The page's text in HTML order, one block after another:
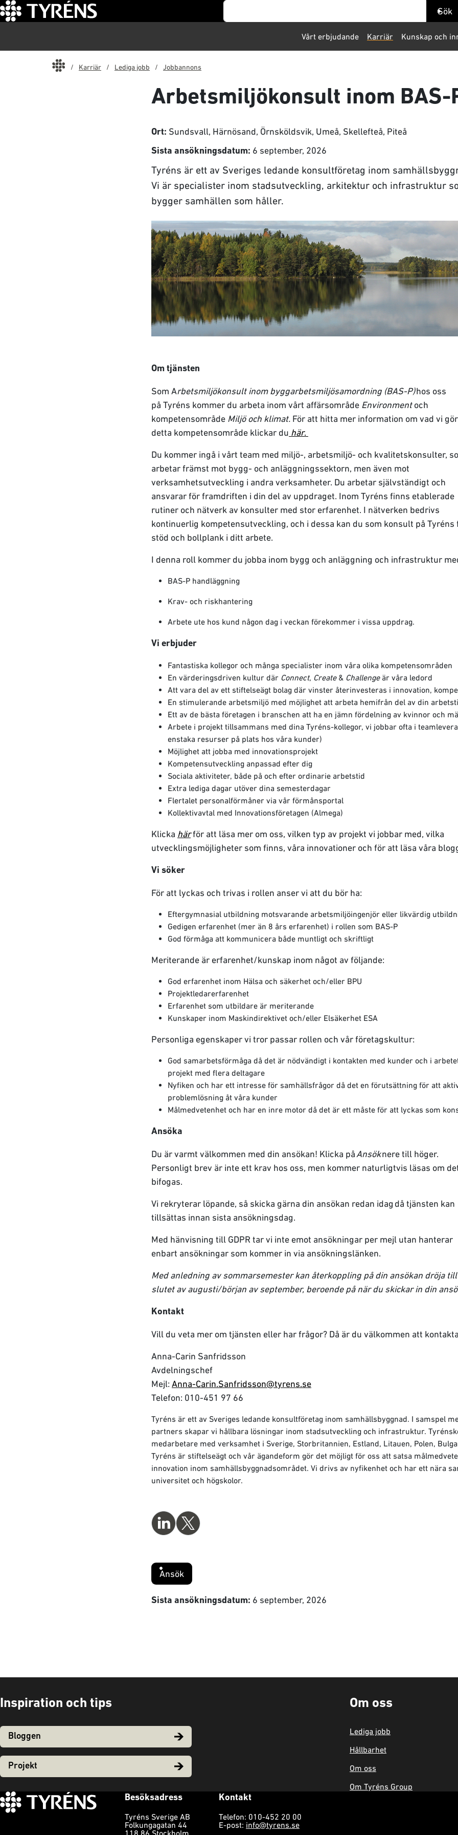
Sök Sök
Vårt erbjudande Karriär Kunskap och
Start
Karriär
Lediga jobb Jobbannons
Arbetsmiljökonsult inom BAS-
Ort: Sundsvall, Härnösand, Örnsköldsvik, Umeå, Skellefteå, Piteå
Sista ansökningsdatum: 6 september, 2026
Tyréns är ett av Sveriges ledande konsultföretag inom
Vi är specialister inom stadsutveckling, arkitektur och infrastruktur
bygger samhällen som håller.
Om tjänsten
Som Arbetsmiljökonsult inom byggarbetsmiljösamordning (BAS-P)hos oss
på Tyréns kommer du arbeta inom vårt affärsområde Environmentoch
kompetensområde Miljö och klimat. För att hitta mer information om vad vi
detta kompetensområde klickar du här.
Du kommer ingå i vårt team med miljö-, arbetsmiljö- och kvalitetskonsulter,
arbetar främst mot bygg- och anläggningssektorn, men även mot
verksamhetsutveckling i andra verksamheter. Du arbetar självständigt och
ansvarar för framdriften i din del av uppdraget. Inom Tyréns finns etablerade
rutiner och nätverk av konsulter med stor erfarenhet. I nätverken bedrivs
kontinuerlig kompetensutveckling, och i dessa kan du som konsult på Tyréns
stöd och bollplank i ditt arbete.
I denna roll kommer du jobba inom bygg och anläggning och infrastruktur
BAS-P handläggning
Krav- och riskhantering
Arbete ute hos kund någon dag i veckan förekommer i vissa uppdrag.
Vi erbjuder
Fantastiska kollegor och många specialister inom våra olika kompetensområden
En värderingsdriven kultur där Connect, Create& Challengeär våra ledord
Att vara del av ett stiftelseägt bolag där vinster återinvesteras i innovation,
En stimulerande arbetsmiljö med möjlighet att arbeta hemifrån del av din
Ett av de bästa företagen i branschen att ha en jämn fördelning av kvinnor och
Arbete i projekt tillsammans med dina Tyréns-kollegor, vi jobbar ofta i
enstaka resurser på plats hos våra kunder)
Möjlighet att jobba med innovationsprojekt
Kompetensutveckling anpassad efter dig
Sociala aktiviteter, både på och efter ordinarie arbetstid
Extra lediga dagar utöver dina semesterdagar
Flertalet personalförmåner via vår förmånsportal
Kollektivavtal med Innovationsföretagen (Almega)
Klicka härför att läsa mer om oss, vilken typ av projekt vi jobbar med, vilka
utvecklingsmöjligheter som finns, våra innovationer och för att läsa våra
Vi söker
För att lyckas och trivas i rollen anser vi att du bör ha:
Eftergymnasial utbildning motsvarande arbetsmiljöingenjör eller likvärdig
Gedigen erfarenhet (mer än 8 års erfarenhet) i rollen som BAS-P
God förmåga att kommunicera både muntligt och skriftligt
Meriterande är erfarenhet/kunskap inom något av följande:
God erfarenhet inom Hälsa och säkerhet och/eller BPU
Projektledarerfarenhet
Erfarenhet som utbildare är meriterande
Kunskaper inom Maskindirektivet och/eller Elsäkerhet ESA
Personliga egenskaper vi tror passar rollen och vår företagskultur:
God samarbetsförmåga då det är nödvändigt i kontakten med kunder och i
projekt med flera deltagare
Nyfiken och har ett intresse för samhällsfrågor då det en förutsättning för att
problemlösning åt våra kunder
Målmedvetenhet och har en inre motor då det är ett måste för att lyckas som
Ansöka
Du är varmt välkommen med din ansökan! Klicka påAnsöknere till höger.
Personligt brev är inte ett krav hos oss, men kommer naturligtvis läsas om
bifogas.
Vi rekryterar löpande, så skicka gärna din ansökan redan idag då tjänsten kan
tillsättas innan sista ansökningsdag.
Med hänvisning till GDPR tar vi inte emot ansökningar per mejl utan hanterar
enbart ansökningar som kommer in via ansökningslänken.
Med anledning av sommarsemester kan återkoppling på din ansökan dröja till
slutet av augusti/början av september, beroende på när du skickar in din
Kontakt
Vill du veta mer om tjänsten eller har frågor? Då är du välkommen att
Anna-Carin Sanfridsson
Avdelningschef
Mejl: Anna-Carin.Sanfridsson@tyrens.se
Telefon: 010-451 97 66
Tyréns är ett av Sveriges ledande konsultföretag inom samhällsbyggnad. I samspel
partners skapar vi hållbara lösningar inom stadsutveckling och infrastruktur.
medarbetare med verksamhet i Sverige, Storbritannien, Estland, Litauen, Polen,
Tyréns är stiftelseägt och vår ägandeform gör det möjligt för oss att satsa
innovation inom samhällsbyggnadsområdet. Vi drivs av nyfikenhet och har ett nära
universitet och högskolor.
Ansök
Sista ansökningsdatum: 6 september, 2026
Inspiration och tips
Bloggen
Projekt
Om oss
Lediga jobb
Hållbarhet
Om oss
Om Tyréns Group
Besöksadress
Tyréns Sverige AB
Folkungagatan 44
118 86 Stockholm
Kontakt
Telefon: 010-452 20 00
E-post: info@tyrens.se